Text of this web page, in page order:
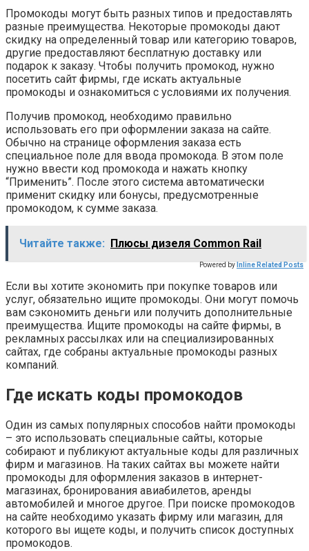
Промокоды могут быть разных типов и предоставлять
разные преимущества. Некоторые промокоды дают
скидку на определенный товар или категорию товаров,
другие предоставляют бесплатную доставку или
подарок к заказу. Чтобы получить промокод, нужно
посетить сайт фирмы, где искать актуальные
промокоды и ознакомиться с условиями их получения.
Получив промокод, необходимо правильно
использовать его при оформлении заказа на сайте.
Обычно на странице оформления заказа есть
специальное поле для ввода промокода. В этом поле
нужно ввести код промокода и нажать кнопку
“Применить”. После этого система автоматически
применит скидку или бонусы, предусмотренные
промокодом, к сумме заказа.
Читайте также: Плюсы дизеля Common Rail
Powered by Inline Related Posts
Если вы хотите экономить при покупке товаров или
услуг, обязательно ищите промокоды. Они могут помочь
вам сэкономить деньги или получить дополнительные
преимущества. Ищите промокоды на сайте фирмы, в
рекламных рассылках или на специализированных
сайтах, где собраны актуальные промокоды разных
компаний.
Где искать коды промокодов
Один из самых популярных способов найти промокоды
– это использовать специальные сайты, которые
собирают и публикуют актуальные коды для различных
фирм и магазинов. На таких сайтах вы можете найти
промокоды для оформления заказов в интернет-
магазинах, бронирования авиабилетов, аренды
автомобилей и многое другое. При поиске промокодов
на сайте необходимо указать фирму или магазин, для
которого вы ищете коды, и получить список доступных
промокодов.